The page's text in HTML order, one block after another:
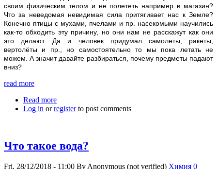
своим физическим телом и не полететь например в магазин?
Что за неведомая невидимая сила притягивает нас к Земле?
Конечно птицы с мухами, пчелами и пр. насекомыми научились
как-то обходить эту причину, но они нам не расскажут как они
это делают. Да и человек придумал самолеты, ракеты,
вертолёты и пр., но самостоятельно то мы пока летать не
можем. А значит давайте разбираться, почему предметы падают
вниз?
read more
Read more
Log in orregisterto post comments
Что такое вода?
Fri, 28/12/2018 - 11:00 By Anonymous (not verified) Химия 0